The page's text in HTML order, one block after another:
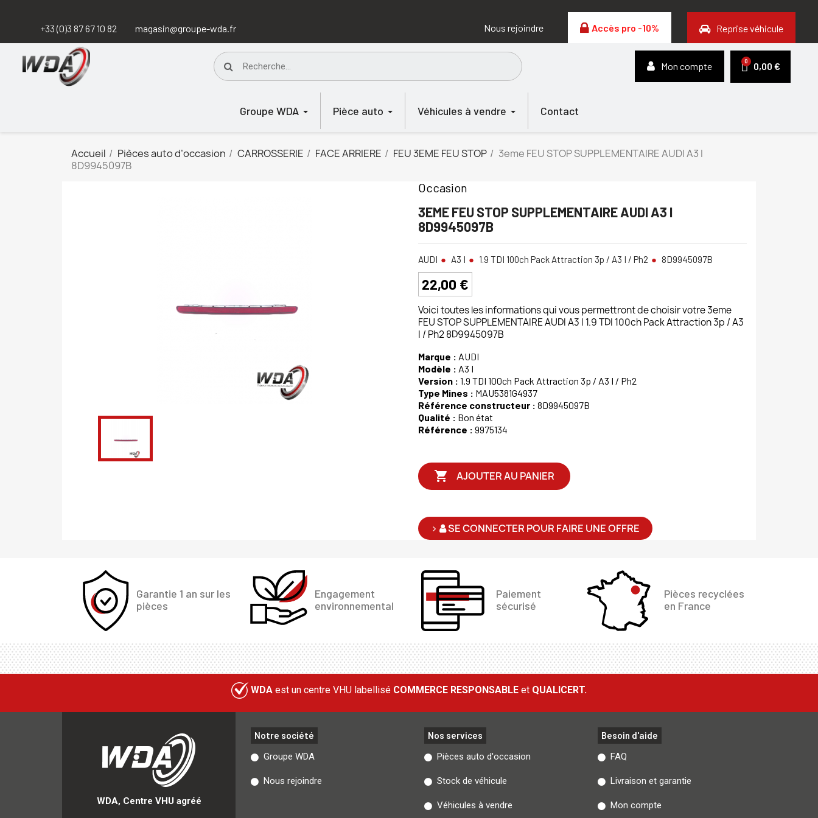
+33 (0)3 87 67 10 82 magasin@groupe-wda.fr Nous rejoindre Accès pro -10% Reprise véhicule
Mon compte 0,00 €
Groupe WDA Pièce auto Véhicules à vendre Contact
Accueil Pièces auto d’occasion CARROSSERIE FACE ARRIERE FEU 3EME FEU STOP
3eme FEU STOP SUPPLEMENTAIRE AUDI A3 I
8D9945097B
Occasion
3EME FEU STOP SUPPLEMENTAIRE AUDI A3 I
8D9945097B
AUDI A3 I 1.9 TDI 100ch Pack Attraction 3p / A3 I / Ph2 8D9945097B
22,00 €
Voici toutes les informations qui vous permettront de choisir votre 3eme
FEU STOP SUPPLEMENTAIRE AUDI A3 I 1.9 TDI 100ch Pack Attraction 3p / A3
I / Ph2 8D9945097B
Marque : AUDI
Modèle : A3 I
Version : 1.9 TDI 100ch Pack Attraction 3p / A3 I / Ph2
Type Mines : MAU5381G4937
Référence constructeur : 8D9945097B
Qualité : Bon état
Référence : 9975134
 AJOUTER AU PANIER
> SE CONNECTER POUR FAIRE UNE OFFRE
Garantie 1 an sur les
pièces
Engagement
environnemental
Paiement
sécurisé
Pièces recyclées
en France
WDA est un centre VHU labellisé COMMERCE RESPONSABLE et QUALICERT.
WDA, Centre VHU agréé
Notre société
Groupe WDA
Nous rejoindre
Nos services
Pièces auto d'occasion
Stock de véhicule
Véhicules à vendre
Besoin d'aide
FAQ
Livraison et garantie
Mon compte